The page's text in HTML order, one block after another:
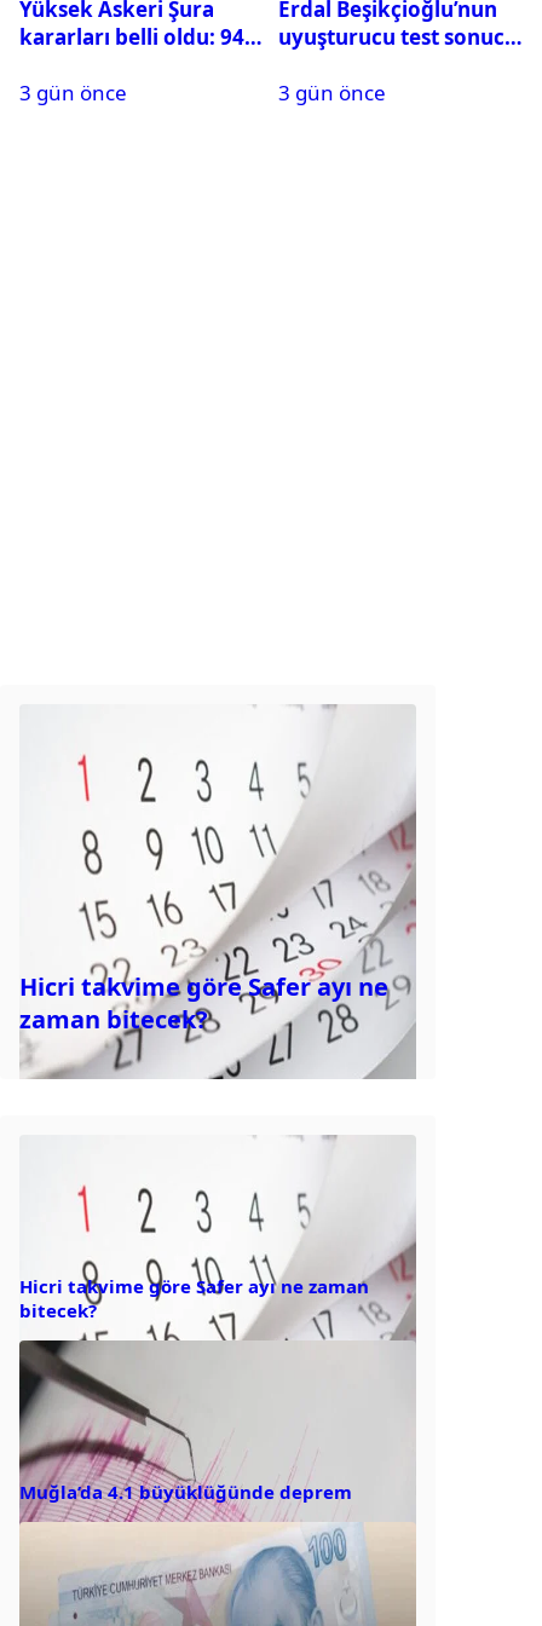
Yüksek Askeri Şura
kararları belli oldu: 94
3 gün önce
Erdal Beşikçioğlu’nun
uyuşturucu test sonucu
3 gün önce
Hicri takvime göre Safer ayı ne
zaman bitecek?
Hicri takvime göre Safer ayı ne zaman
bitecek?
Muğla’da 4.1 büyüklüğünde deprem